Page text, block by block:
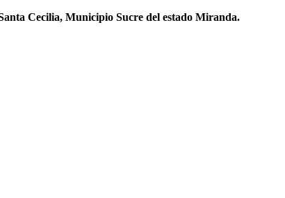
Cecilia, Municipio Sucre del estado Miranda.